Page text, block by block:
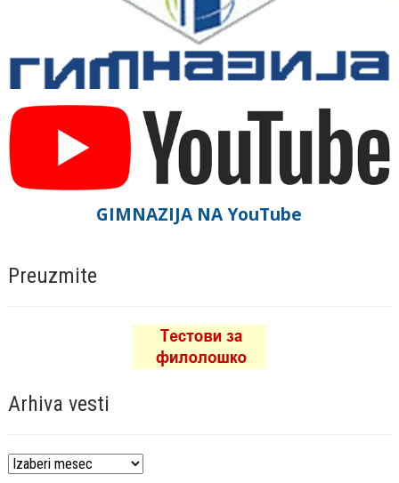
GIMNAZIJA NA YouTube
Preuzmite
Arhiva vesti
Arhiva